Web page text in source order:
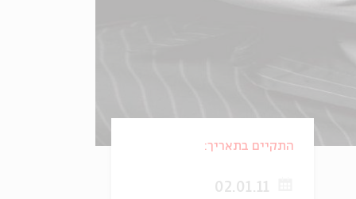
התקיים בתאריך:
02.01.11